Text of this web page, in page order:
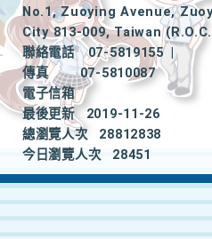
No.1, Zuoying Avenue,
City 813-009, Taiwan
聯絡電話
07-5819155
|
傳真
07-5810087
電子信箱
最後更新
2019-11-26
總瀏覽人次
28812838
今日瀏覽人次
28451